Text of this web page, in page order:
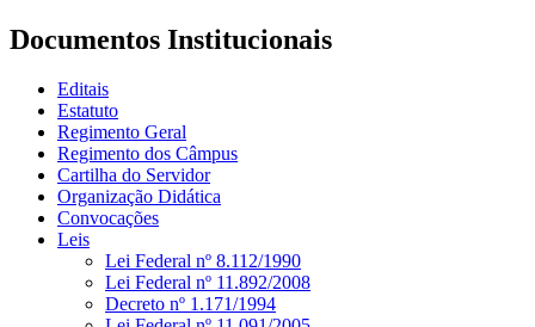
Documentos Institucionais
Editais
Estatuto
Regimento Geral
Regimento dos Câmpus
Cartilha do Servidor
Organização Didática
Convocações
Leis
Lei Federal nº 8.112/1990
Lei Federal nº 11.892/2008
Decreto nº 1.171/1994